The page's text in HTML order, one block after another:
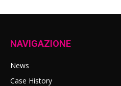
NAVIGAZIONE
News
Case History